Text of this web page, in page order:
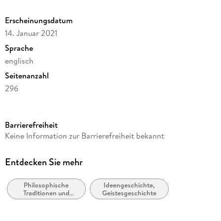
Erscheinungsdatum
14. Januar 2021
Sprache
englisch
Seitenanzahl
296
Autor/Autorin
Verlag/Hersteller
Abbildungen
XVI, 278 p.
Barrierefreiheit
Keine Information zur Barrierefreiheit bekannt
Entdecken Sie mehr
Philosophische
Traditionen und
Denkschulen
Ideengeschichte,
Geistesgeschichte